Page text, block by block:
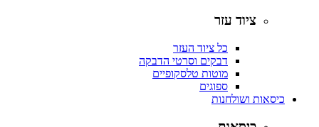
ציוד עזר
כל ציוד העזר
דבקים וסרטי הדבקה
מוטות טלסקופיים
ספוגים
כיסאות ושולחנות